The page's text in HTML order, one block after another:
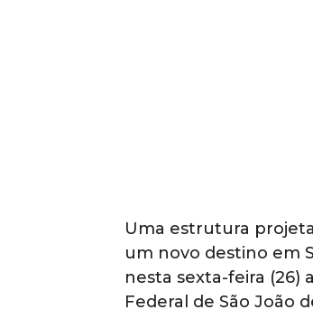
Uma estrutura
um novo destino em
nesta sexta-feira (26)
Federal de São João